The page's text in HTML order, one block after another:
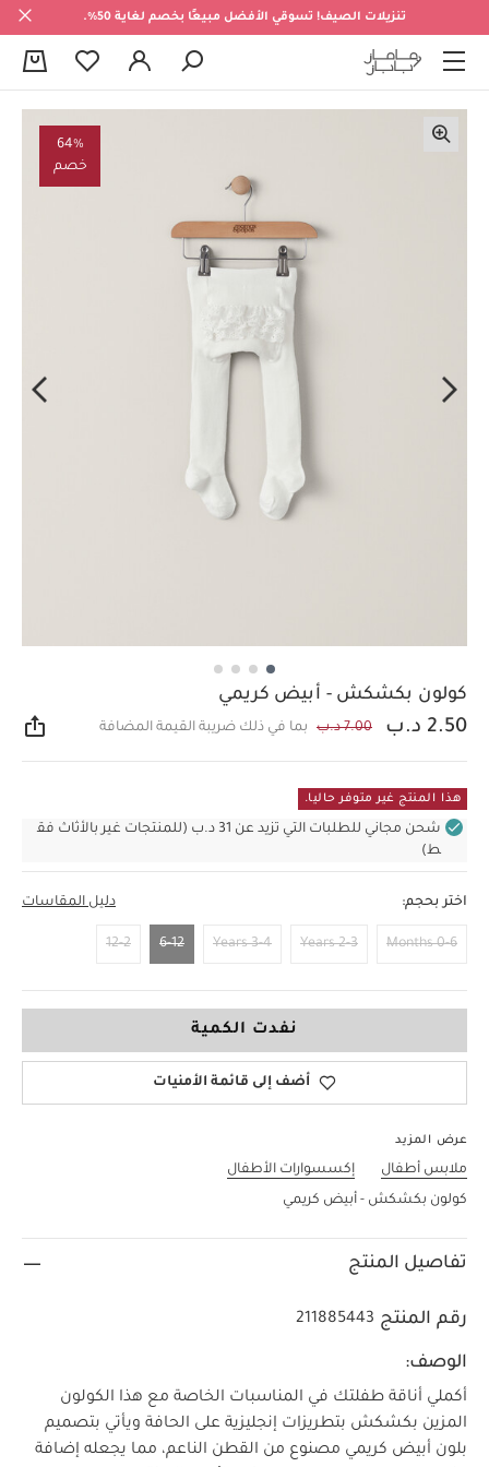
تنزيلات الصيف! تسوقي الأفضل مبيعًا بخصم لغاية 50%.
64%
خصم
كولون بكشكش - أبيض كريمي
2.50 د.ب 7.00 د.ب بما في ذلك ضريبة القيمة المضافة
هذا المنتج غير متوفر حاليا.
شحن مجاني للطلبات التي تزيد عن 31 د.ب (للمنتجات غير بالأثاث فق
ط)
اختر بحجم: دليل المقاسات
0-6 Months
2-3 Years
3-4 Years
6-12
12-2
نفدت الكمية
أضف إلى قائمة الأمنيات
عرض المزيد
ملابس أطفال
إكسسوارات الأطفال
كولون بكشكش - أبيض كريمي
تفاصيل المنتج
رقم المنتج 211885443
الوصف:
أكملي أناقة طفلتك في المناسبات الخاصة مع هذا الكولون
المزين بكشكش بتطريزات إنجليزية على الحافة ويأتي بتصميم
بلون أبيض كريمي مصنوع من القطن الناعم، مما يجعله إضافة